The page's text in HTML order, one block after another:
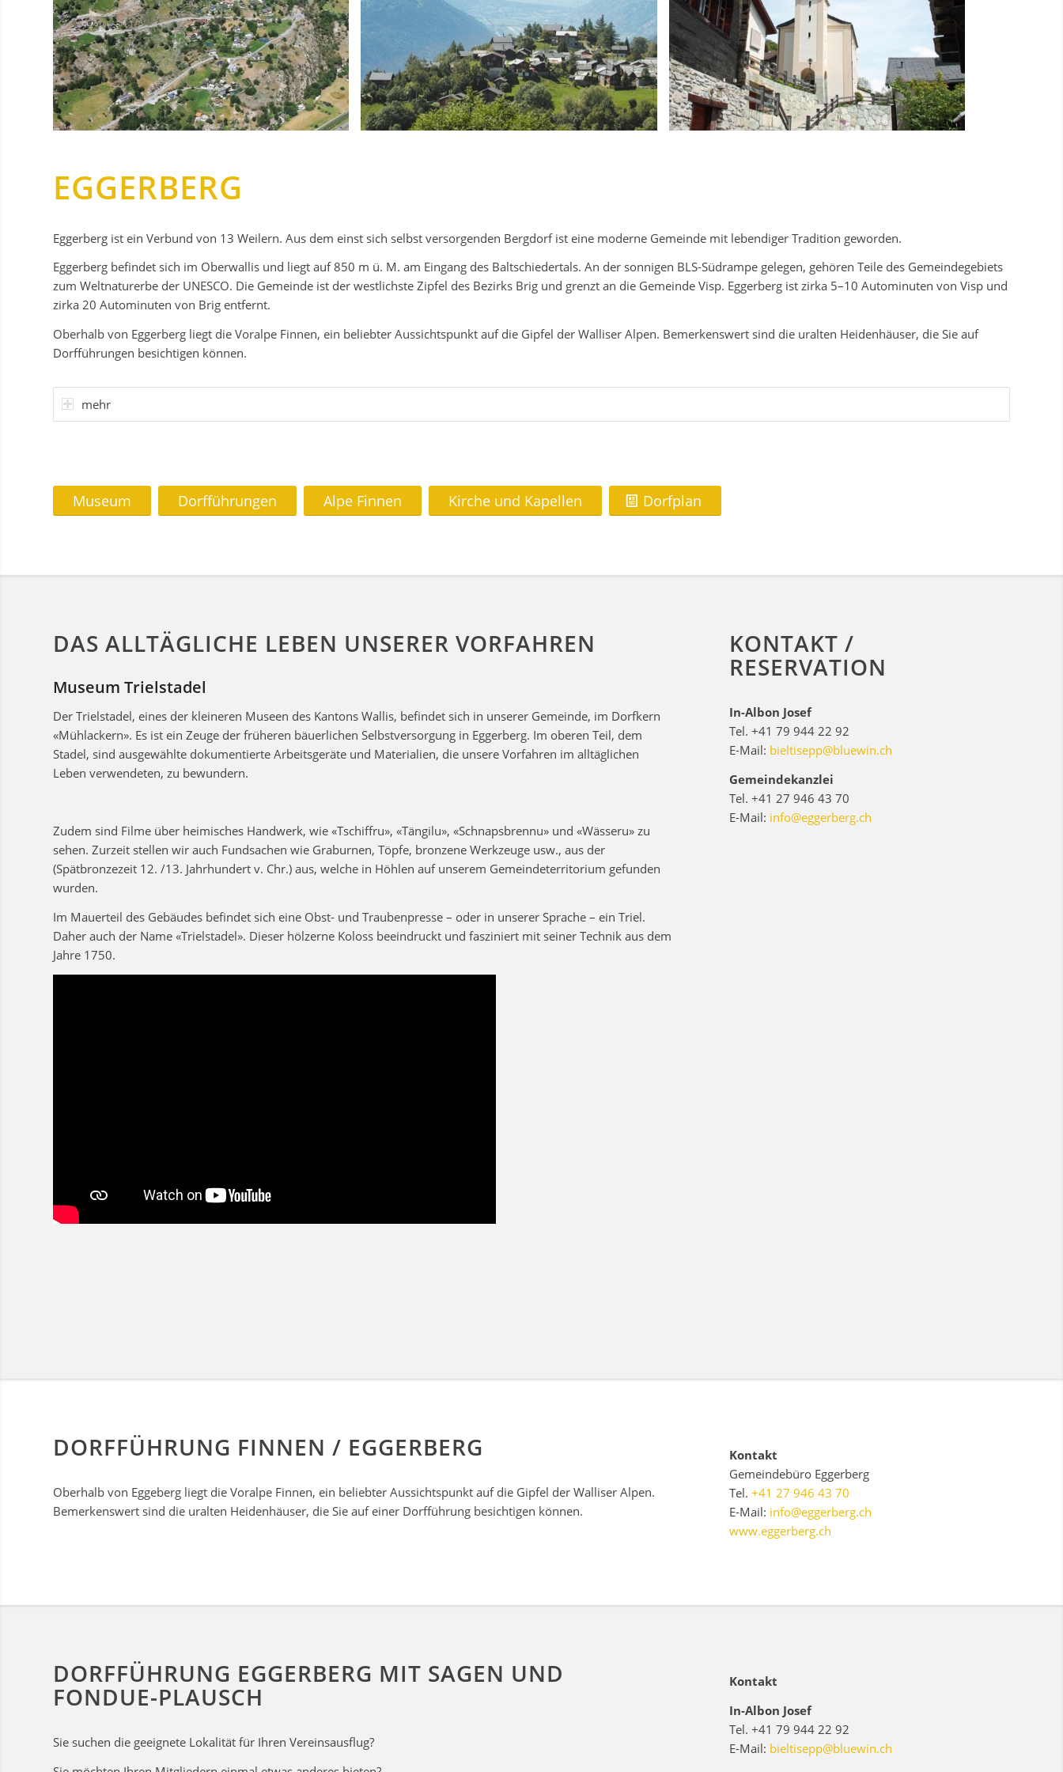
EGGERBERG
Eggerberg ist ein Verbund von 13 Weilern. Aus dem einst sich selbst versorgenden Bergdorf ist eine moderne Gemeinde mit lebendiger Tradition geworden.
Eggerberg befindet sich im Oberwallis und liegt auf 850 m ü. M. am Eingang des Baltschiedertals. An der sonnigen BLS-Südrampe gelegen, gehören Teile des Gemeindegebiets
zum Weltnaturerbe der UNESCO. Die Gemeinde ist der westlichste Zipfel des Bezirks Brig und grenzt an die Gemeinde Visp. Eggerberg ist zirka 5–10 Autominuten von Visp und
zirka 20 Autominuten von Brig entfernt.
Oberhalb von Eggerberg liegt die Voralpe Finnen, ein beliebter Aussichtspunkt auf die Gipfel der Walliser Alpen. Bemerkenswert sind die uralten Heidenhäuser, die Sie auf
Dorfführungen besichtigen können.
mehr
Museum Dorfführungen Alpe Finnen Kirche und Kapellen Dorfplan
DAS ALLTÄGLICHE LEBEN UNSERER VORFAHREN
Museum Trielstadel
Der Trielstadel, eines der kleineren Museen des Kantons Wallis, befindet sich in unserer Gemeinde, im Dorfkern
«Mühlackern». Es ist ein Zeuge der früheren bäuerlichen Selbstversorgung in Eggerberg. Im oberen Teil, dem
Stadel, sind ausgewählte dokumentierte Arbeitsgeräte und Materialien, die unsere Vorfahren im alltäglichen
Leben verwendeten, zu bewundern.
Zudem sind Filme über heimisches Handwerk, wie «Tschiffru», «Tängilu», «Schnapsbrennu» und «Wässeru» zu
sehen. Zurzeit stellen wir auch Fundsachen wie Graburnen, Töpfe, bronzene Werkzeuge usw., aus der
(Spätbronzezeit 12. /13. Jahrhundert v. Chr.) aus, welche in Höhlen auf unserem Gemeindeterritorium gefunden
wurden.
Im Mauerteil des Gebäudes befindet sich eine Obst- und Traubenpresse – oder in unserer Sprache – ein Triel.
Daher auch der Name «Trielstadel». Dieser hölzerne Koloss beeindruckt und fasziniert mit seiner Technik aus dem
Jahre 1750.
KONTAKT /
RESERVATION
In-Albon Josef
Tel. +41 79 944 22 92
E-Mail: bieltisepp@bluewin.ch
Gemeindekanzlei
Tel. +41 27 946 43 70
E-Mail: info@eggerberg.ch
DORFFÜHRUNG FINNEN / EGGERBERG
Oberhalb von Eggeberg liegt die Voralpe Finnen, ein beliebter Aussichtspunkt auf die Gipfel der Walliser Alpen.
Bemerkenswert sind die uralten Heidenhäuser, die Sie auf einer Dorfführung besichtigen können.
Kontakt
Gemeindebüro Eggerberg
Tel.+41 27 946 43 70
E-Mail: info@eggerberg.ch
www.eggerberg.ch
DORFFÜHRUNG EGGERBERG MIT SAGEN UND
FONDUE-PLAUSCH
Sie suchen die geeignete Lokalität für Ihren Vereinsausflug?
Kontakt
In-Albon Josef
Tel. +41 79 944 22 92
E-Mail: bieltisepp@bluewin.ch